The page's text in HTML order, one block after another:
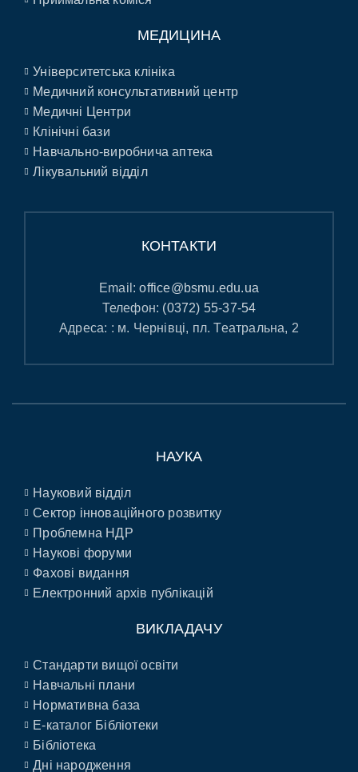
МЕДИЦИНА
Університетська клініка
Медичний консультативний центр
Медичні Центри
Клінічні бази
Навчально-виробнича аптека
Лікувальний відділ
КОНТАКТИ
Email:office@bsmu.edu.ua
Телефон: (0372) 55-37-54
Адреса: : м. Чернівці, пл. Театральна, 2
НАУКА
Науковий відділ
Сектор інноваційного розвитку
Проблемна НДР
Наукові форуми
Фахові видання
Електронний архів публікацій
ВИКЛАДАЧУ
Стандарти вищої освіти
Навчальні плани
Нормативна база
E-каталог Бібліотеки
Бібліотека
Дні народження